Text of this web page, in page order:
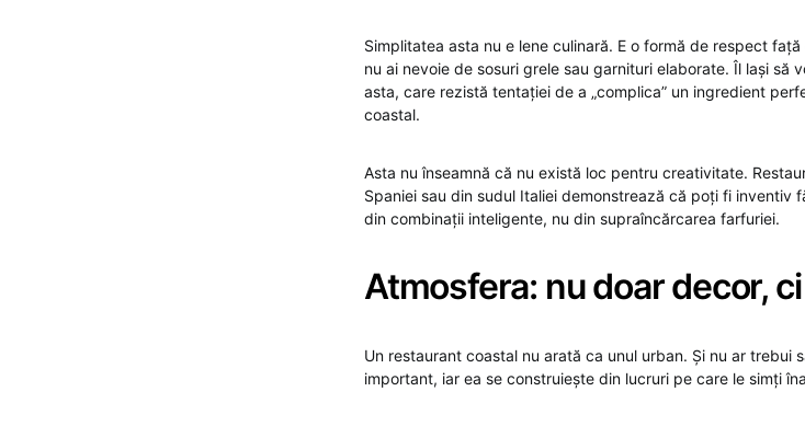
Simplitatea asta nu e lene culinară. E o formă de respect
nu ai nevoie de sosuri grele sau garnituri elaborate. Îl lași să
asta, care rezistă tentației de a „complica” un ingredient
coastal.
Asta nu înseamnă că nu există loc pentru creativitate.
Spaniei sau din sudul Italiei demonstrează că poți fi inventiv
din combinații inteligente, nu din supraîncărcarea farfuriei.
Atmosfera: nu doar decor,
Un restaurant coastal nu arată ca unul urban. Și nu ar trebui
important, iar ea se construiește din lucruri pe care le simți